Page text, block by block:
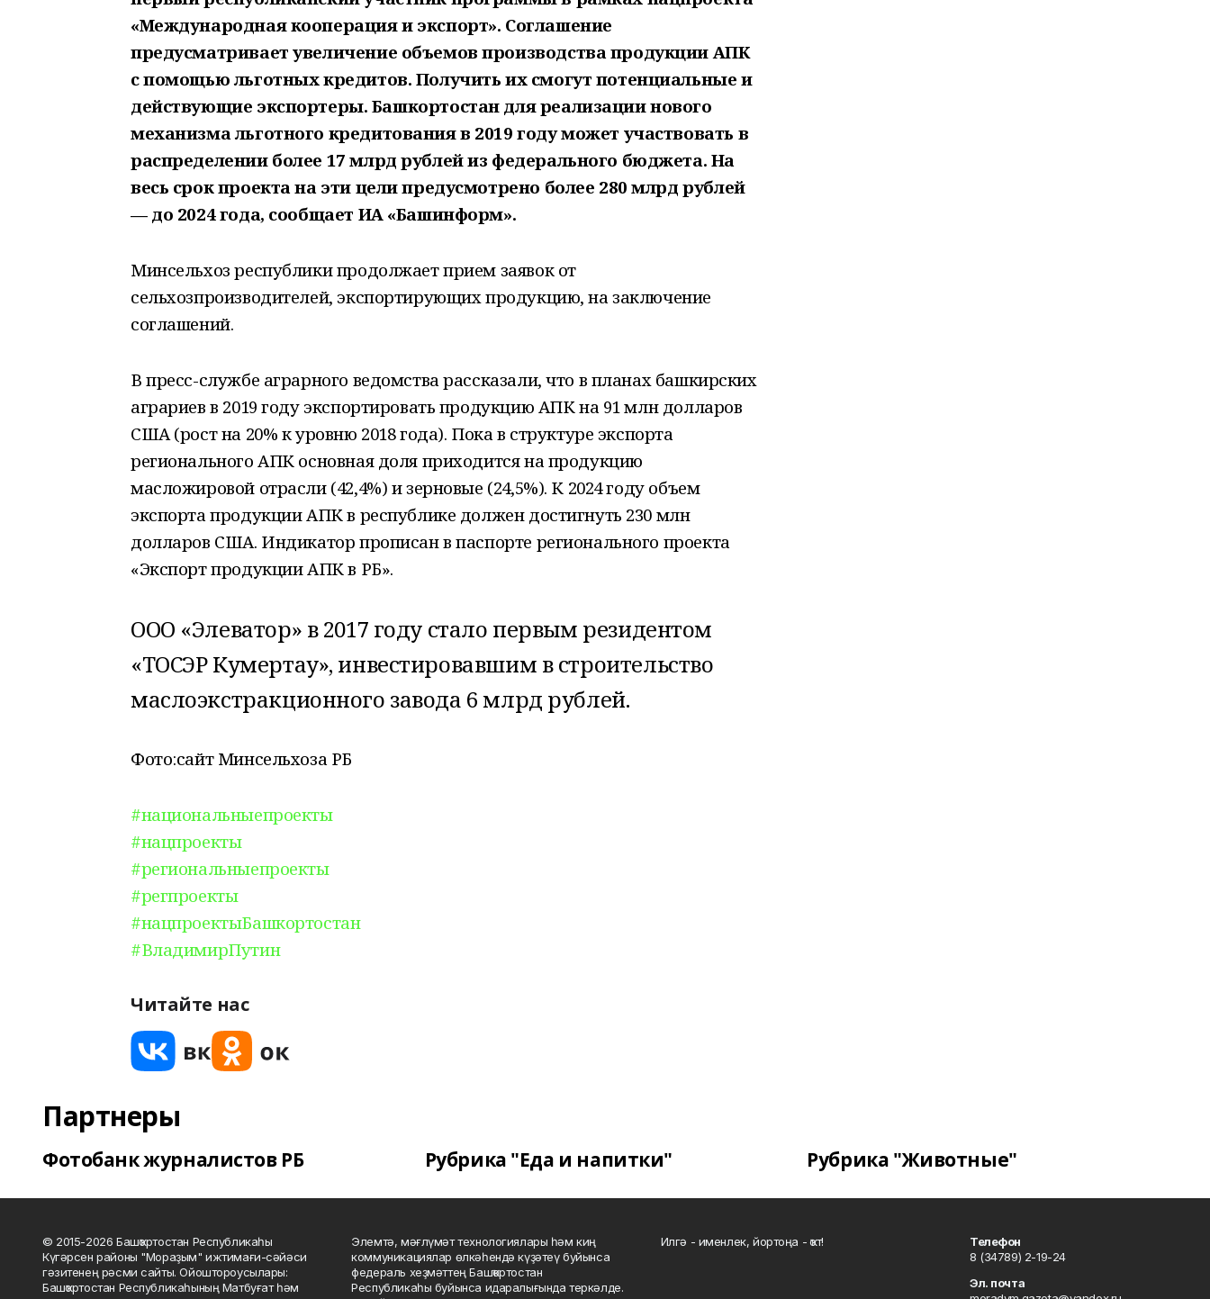
«Международная кооперация и экспорт». Соглашение
предусматривает увеличение объемов производства продукции АПК
с помощью льготных кредитов. Получить их смогут потенциальные и
действующие экспортеры. Башкортостан для реализации нового
механизма льготного кредитования в 2019 году может участвовать в
распределении более 17 млрд рублей из федерального бюджета. На
весь срок проекта на эти цели предусмотрено более 280 млрд рублей
— до 2024 года, сообщает ИА «Башинформ».
Минсельхоз республики продолжает прием заявок от
сельхозпроизводителей, экспортирующих продукцию, на заключение
соглашений.
В пресс-службе аграрного ведомства рассказали, что в планах башкирских
аграриев в 2019 году экспортировать продукцию АПК на 91 млн долларов
США (рост на 20% к уровню 2018 года). Пока в структуре экспорта
регионального АПК основная доля приходится на продукцию
масложировой отрасли (42,4%) и зерновые (24,5%). К 2024 году объем
экспорта продукции АПК в республике должен достигнуть 230 млн
долларов США. Индикатор прописан в паспорте регионального проекта
«Экспорт продукции АПК в РБ».
ООО «Элеватор» в 2017 году стало первым резидентом
«ТОСЭР Кумертау», инвестировавшим в строительство
маслоэкстракционного завода 6 млрд рублей.
Фото:сайт Минсельхоза РБ
#национальныепроекты
#нацпроекты
#региональныепроекты
#регпроекты
#нацпроектыБашкортостан
#ВладимирПутин
Читайте нас
Партнеры
Фотобанк журналистов РБ Рубрика "Еда и напитки" Рубрика "Животные"
© 2015-2026 Башҡортостан Республикаһы
Күгәрсен районы "Мораҙым" ижтимағи-сәйәси
гәзитенең рәсми сайты. Ойоштороусылары:
Башҡортостан Республикаһының Матбуғат һәм
Элемтә, мәғлүмәт технологиялары һәм киң
коммуникациялар өлкәһендә күҙәтеү буйынса
федераль хеҙмәттең Башҡортостан
Республикаһы буйынса идаралығында теркәлде.
Илгә - именлек, йортоңа - ҡот!
Телефон
8 (34789) 2-19-24
Эл. почта